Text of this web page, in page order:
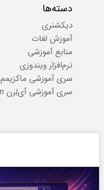
دسته‌ها
دیکشنری
آموزش لغات
منابع آموزشی
نرم‌افزار ویندوزی
سری آموزشی ماکزیمم
سری آموزشی آی‌لِرن ILearn